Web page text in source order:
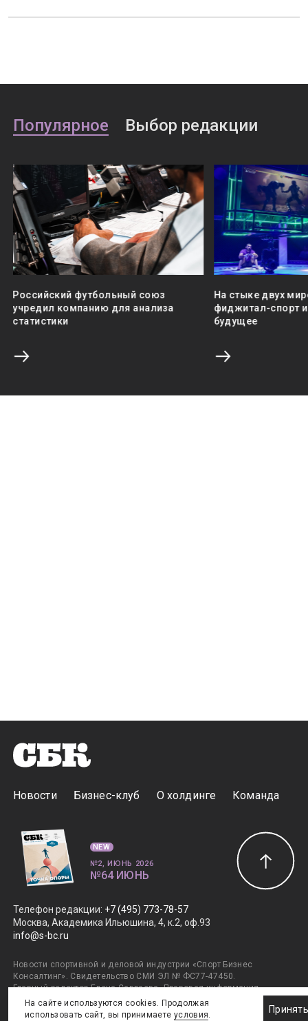
Популярное Выбор редакции
Российский футбольный союз
учредил компанию для анализа
статистики
На стыке двух
фиджитал-спорт
будущее
Новости Бизнес-клуб О холдинге Команда
Телефон редакции: +7 (495) 773-78-57
Москва, Академика Ильюшина, 4, к.2, оф.93
info@s-bc.ru
Новости спортивной и деловой индустрии «Спорт Бизнес
Консалтинг». Свидетельство СМИ ЭЛ № ФС77-47450.
Главный редактор Елена Савраева.Правовая информация.
Дизайн SportNoise. Разработка v2:Андрей Загоруйко,
v1:Евгений Горяев. © ООО ИД «ГлобалМедиа». +16. Все права
NEW
№2, ИЮНЬ 2026
№64 ИЮНЬ
На сайте используются cookies. Продолжая
использовать сайт, вы принимаете условия.
Принять